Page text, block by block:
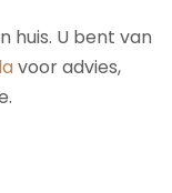
huis. U bent van
voor advies,